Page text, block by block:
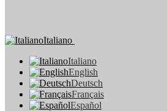
Italiano
Italiano
English
Deutsch
Français
Español